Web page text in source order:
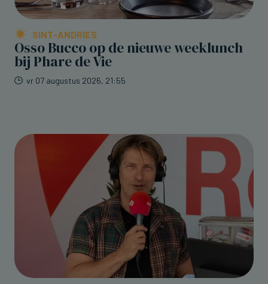
SINT-ANDRIES
Osso Bucco op de nieuwe weeklunch
bij Phare de Vie
vr 07 augustus 2026, 21:55